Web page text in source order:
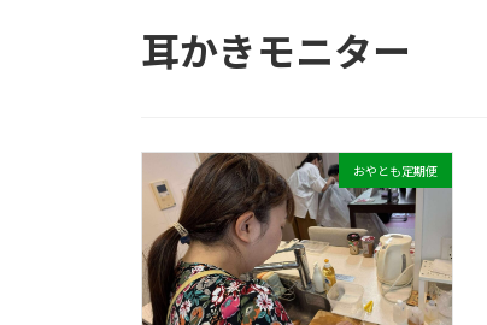
耳かきモニター
おやとも定期便